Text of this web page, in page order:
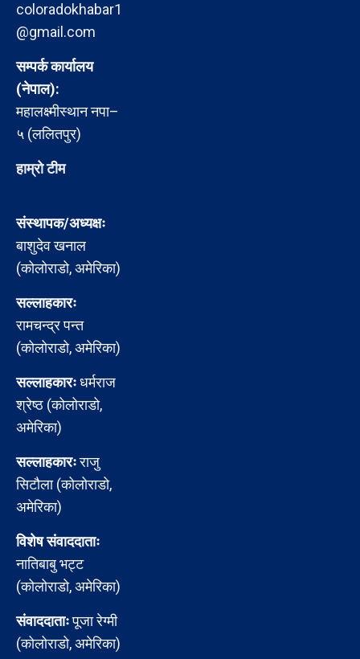
coloradokhabar1
@gmail.com
सम्पर्क कार्यालय
(नेपाल):
महालक्ष्मीस्थान नपा–
५ (ललितपुर)
हाम्रो टीम
संस्थापक/अध्यक्षः
बाशुदेव खनाल
(कोलोराडो, अमेरिका)
सल्लाहकारः
रामचन्द्र पन्त
(कोलोराडो, अमेरिका)
सल्लाहकारःधर्मराज
श्रेष्ठ (कोलोराडो,
अमेरिका)
सल्लाहकारःराजु
सिटौला (कोलोराडो,
अमेरिका)
विशेष संवाददाताः
नातिबाबु भट्ट
(कोलोराडो, अमेरिका)
संवाददाताःपूजा रेग्मी
(कोलोराडो, अमेरिका)